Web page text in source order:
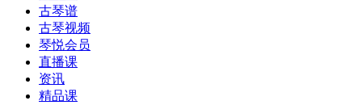
古琴谱
古琴视频
琴悦会员
直播课
资讯
精品课